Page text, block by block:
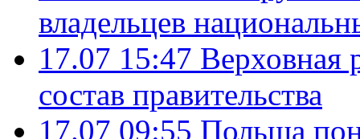
владельцев
17.07 15:47 Верховная
состав правительства
17.07 09:55 Польша